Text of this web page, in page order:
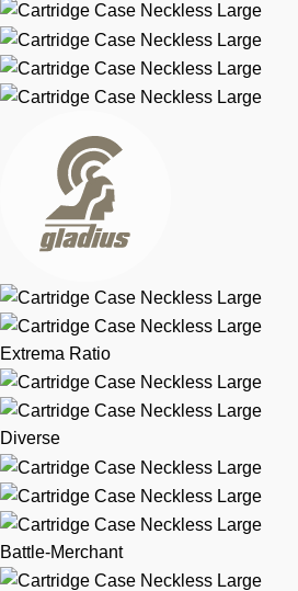
Extrema Ratio
Diverse
Battle-Merchant